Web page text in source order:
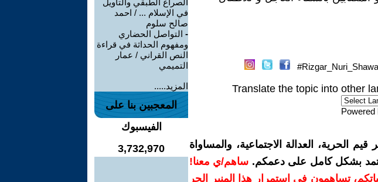
Translate the topic into other
Powered
العدالة الاجتماعية، والمساواة
بشكل كامل على دعمكم. ساهم/ي معنا!
إمكانياتكم، تساهمون في استمرار هذا المنبر الحر
الصراع الطبقي والتأويل
في الإسلام ... / احمد
صالح سلوم
- التواصل الحضاري
ومفهوم الحداثة في قراءة
النص القراني / عمار
التميمي
المزيد.....
المعجبين بنا على
الفيسبوك
3,732,970